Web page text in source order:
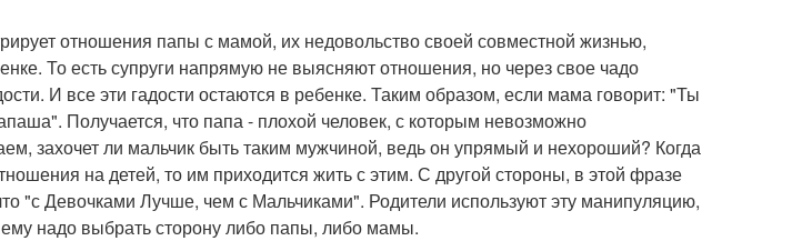
отношения папы с мамой, их недовольство своей совместной жизнью,
То есть супруги напрямую не выясняют отношения, но через свое чадо
И все эти гадости остаются в ребенке. Таким образом, если мама говорит: "Ты
Получается, что папа - плохой человек, с которым невозможно
захочет ли мальчик быть таким мужчиной, ведь он упрямый и нехороший? Когда
на детей, то им приходится жить с этим. С другой стороны, в этой фразе
"с Девочками Лучше, чем с Мальчиками". Родители используют эту манипуляцию,
надо выбрать сторону либо папы, либо мамы.